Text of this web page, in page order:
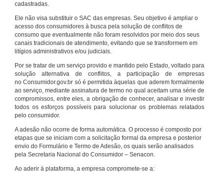
cadastradas.
Ele não visa substituir o SAC das empresas. Seu objetivo é ampliar o
acesso dos consumidores à busca pela solução de conflitos de
consumo que eventualmente não foram resolvidos por meio dos seus
canais tradicionais de atendimento, evitando que se transformem em
litígios administrativos e/ou judiciais.
Por se tratar de um serviço provido e mantido pelo Estado, voltado para
solução alternativa de conflitos, a participação de empresas
no Consumidor.gov.br só é permitida àquelas que aderem formalmente
ao serviço, mediante assinatura de termo no qual aceitam uma série de
compromissos, entre eles, a obrigação de conhecer, analisar e investir
todos os esforços possíveis para solucionar os problemas relatados
pelo consumidor.
A adesão não ocorre de forma automática. O processo é composto por
etapas que se iniciam com a solicitação formal da empresa e posterior
envio do Formulário e Termo de Adesão, os quais serão analisados
pela Secretaria Nacional do Consumidor – Senacon.
Ao aderir à plataforma, a empresa compromete-se a: